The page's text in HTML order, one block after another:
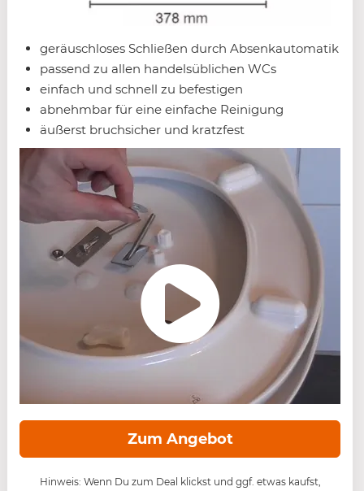
geräuschloses Schließen durch Absenkautomatik
passend zu allen handelsüblichen WCs
einfach und schnell zu befestigen
abnehmbar für eine einfache Reinigung
äußerst bruchsicher und kratzfest
Zum Angebot
Hinweis: Wenn Du zum Deal klickst und ggf. etwas kaufst,